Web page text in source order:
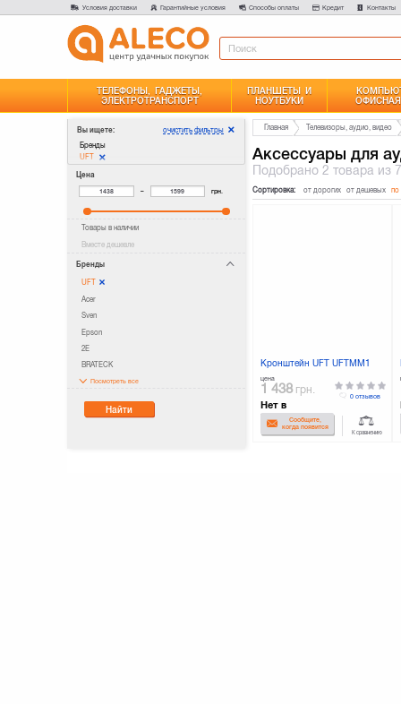
Условия доставки Гарантийные условия Способы оплаты Кредит Контакты
ТЕЛЕФОНЫ, ГАДЖЕТЫ,
ЭЛЕКТРОТРАНСПОРТ
ПЛАНШЕТЫ И
НОУТБУКИ
Вы ищете:
Бренды
UFT
очистить фильтры
Цена
– грн.
Товары в наличии
Вместе дешевле
Бренды
UFT
Acer
Sven
Epson
2E
BRATECK
Посмотреть все
Найти
Главная Телевизоры, аудио, видео
Аксессуары для
Подобрано2 товара из
Сортировка: от дорогих от дешевых по
Кронштейн UFT UFTMM1
цена
1 438 грн.
Нет в
наличииСообщите,
когда появится
0 отзывов
К сравнению